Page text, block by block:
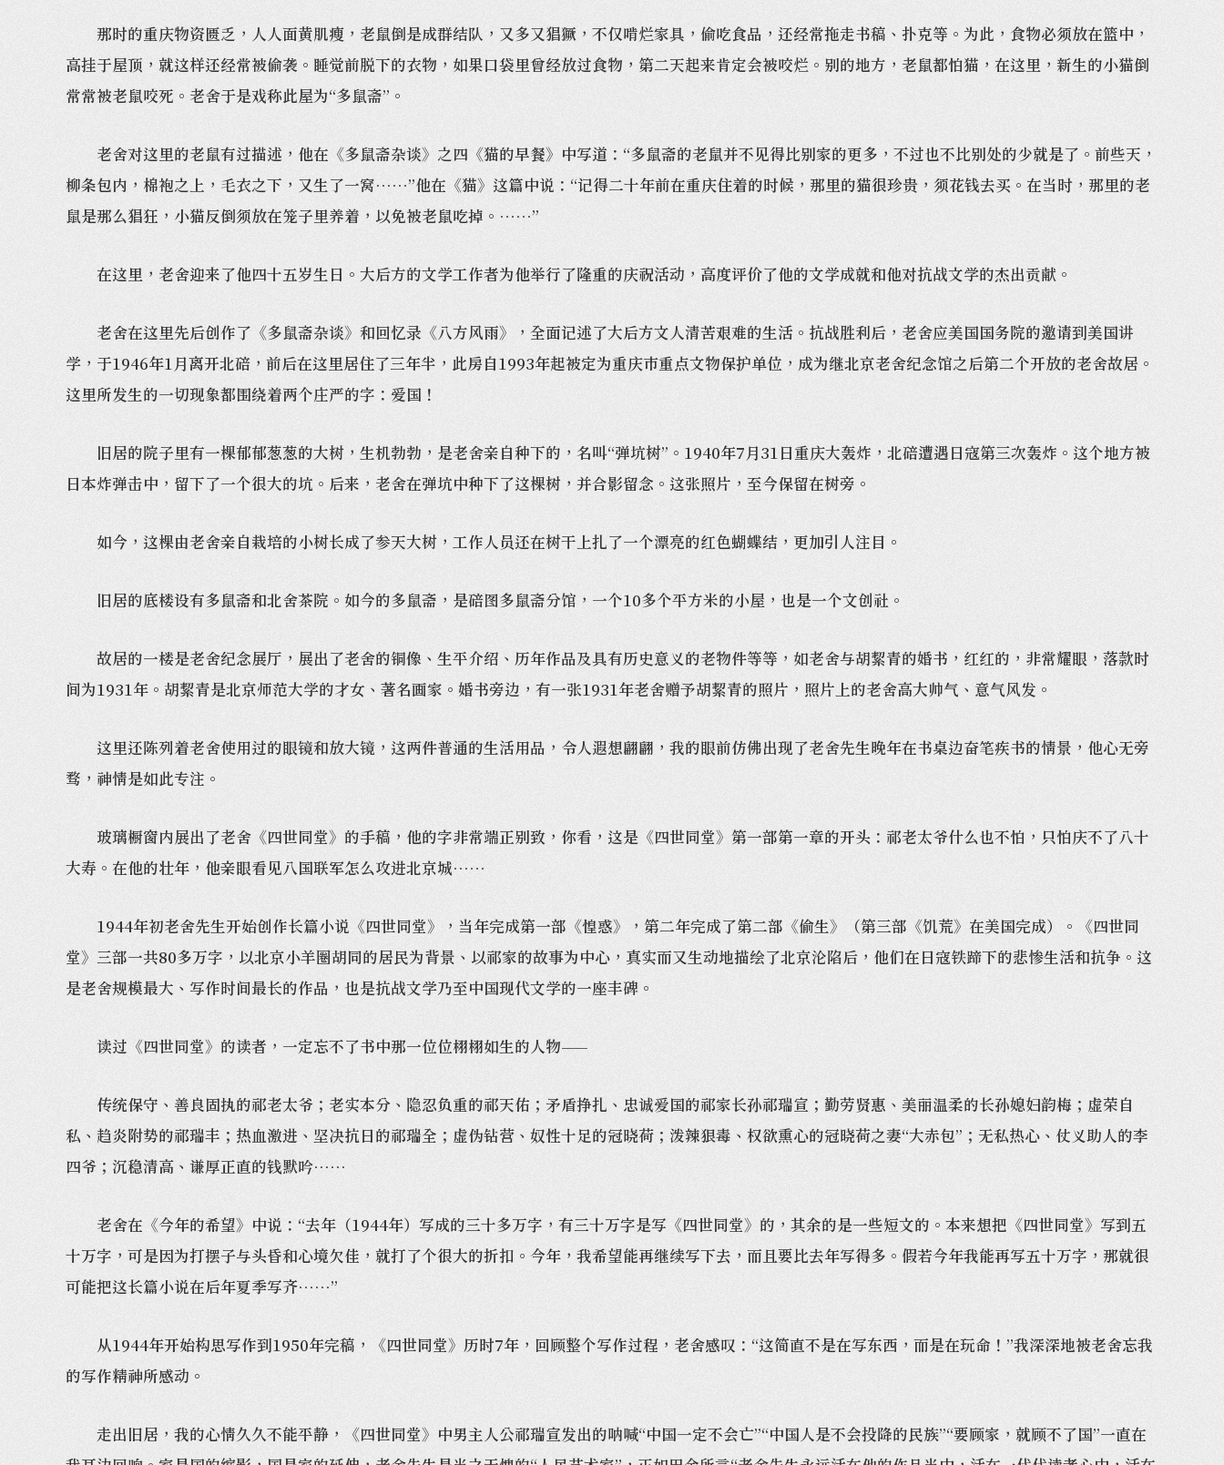
那时的重庆物资匮乏，人人面黄肌瘦，老鼠倒是成群结队，又多又猖獗，不仅啃烂家具，偷吃食品，还经常拖走书稿、扑克等。为此，食物必须放在篮中，
高挂于屋顶，就这样还经常被偷袭。睡觉前脱下的衣物，如果口袋里曾经放过食物，第二天起来肯定会被咬烂。别的地方，老鼠都怕猫，在这里，新生的小猫倒
常常被老鼠咬死。老舍于是戏称此屋为“多鼠斋”。
老舍对这里的老鼠有过描述，他在《多鼠斋杂谈》之四《猫的早餐》中写道：“多鼠斋的老鼠并不见得比别家的更多，不过也不比别处的少就是了。前些天，
柳条包内，棉袍之上，毛衣之下，又生了一窝……”他在《猫》这篇中说：“记得二十年前在重庆住着的时候，那里的猫很珍贵，须花钱去买。在当时，那里的老
鼠是那么猖狂，小猫反倒须放在笼子里养着，以免被老鼠吃掉。……”
在这里，老舍迎来了他四十五岁生日。大后方的文学工作者为他举行了隆重的庆祝活动，高度评价了他的文学成就和他对抗战文学的杰出贡献。
老舍在这里先后创作了《多鼠斋杂谈》和回忆录《八方风雨》，全面记述了大后方文人清苦艰难的生活。抗战胜利后，老舍应美国国务院的邀请到美国讲
学，于1946年1月离开北碚，前后在这里居住了三年半，此房自1993年起被定为重庆市重点文物保护单位，成为继北京老舍纪念馆之后第二个开放的老舍故居。
这里所发生的一切现象都围绕着两个庄严的字：爱国！
旧居的院子里有一棵郁郁葱葱的大树，生机勃勃，是老舍亲自种下的，名叫“弹坑树”。1940年7月31日重庆大轰炸，北碚遭遇日寇第三次轰炸。这个地方被
日本炸弹击中，留下了一个很大的坑。后来，老舍在弹坑中种下了这棵树，并合影留念。这张照片，至今保留在树旁。
如今，这棵由老舍亲自栽培的小树长成了参天大树，工作人员还在树干上扎了一个漂亮的红色蝴蝶结，更加引人注目。
旧居的底楼设有多鼠斋和北舍茶院。如今的多鼠斋，是碚图多鼠斋分馆，一个10多个平方米的小屋，也是一个文创社。
故居的一楼是老舍纪念展厅，展出了老舍的铜像、生平介绍、历年作品及具有历史意义的老物件等等，如老舍与胡絜青的婚书，红红的，非常耀眼，落款时
间为1931年。胡絜青是北京师范大学的才女、著名画家。婚书旁边，有一张1931年老舍赠予胡絜青的照片，照片上的老舍高大帅气、意气风发。
这里还陈列着老舍使用过的眼镜和放大镜，这两件普通的生活用品，令人遐想翩翩，我的眼前仿佛出现了老舍先生晚年在书桌边奋笔疾书的情景，他心无旁
骛，神情是如此专注。
玻璃橱窗内展出了老舍《四世同堂》的手稿，他的字非常端正别致，你看，这是《四世同堂》第一部第一章的开头：祁老太爷什么也不怕，只怕庆不了八十
大寿。在他的壮年，他亲眼看见八国联军怎么攻进北京城……
1944年初老舍先生开始创作长篇小说《四世同堂》，当年完成第一部《惶惑》，第二年完成了第二部《偷生》（第三部《饥荒》在美国完成）。《四世同
堂》三部一共80多万字，以北京小羊圈胡同的居民为背景、以祁家的故事为中心，真实而又生动地描绘了北京沦陷后，他们在日寇铁蹄下的悲惨生活和抗争。这
是老舍规模最大、写作时间最长的作品，也是抗战文学乃至中国现代文学的一座丰碑。
读过《四世同堂》的读者，一定忘不了书中那一位位栩栩如生的人物——
传统保守、善良固执的祁老太爷；老实本分、隐忍负重的祁天佑；矛盾挣扎、忠诚爱国的祁家长孙祁瑞宣；勤劳贤惠、美丽温柔的长孙媳妇韵梅；虚荣自
私、趋炎附势的祁瑞丰；热血激进、坚决抗日的祁瑞全；虚伪钻营、奴性十足的冠晓荷；泼辣狠毒、权欲熏心的冠晓荷之妻“大赤包”；无私热心、仗义助人的李
四爷；沉稳清高、谦厚正直的钱默吟……
老舍在《今年的希望》中说：“去年（1944年）写成的三十多万字，有三十万字是写《四世同堂》的，其余的是一些短文的。本来想把《四世同堂》写到五
十万字，可是因为打摆子与头昏和心境欠佳，就打了个很大的折扣。今年，我希望能再继续写下去，而且要比去年写得多。假若今年我能再写五十万字，那就很
可能把这长篇小说在后年夏季写齐……”
从1944年开始构思写作到1950年完稿，《四世同堂》历时7年，回顾整个写作过程，老舍感叹：“这简直不是在写东西，而是在玩命！”我深深地被老舍忘我
的写作精神所感动。
走出旧居，我的心情久久不能平静，《四世同堂》中男主人公祁瑞宣发出的呐喊“中国一定不会亡”“中国人是不会投降的民族”“要顾家，就顾不了国”一直在